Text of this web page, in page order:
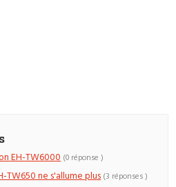
EH-TW6000 (0 réponse )
TW650 ne s'allume plus (3 réponses )